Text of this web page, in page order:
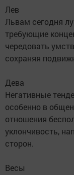
Лев
Львам сегодня
требующие
чередовать
сохраняя
Дева
Негативные
особенно в
отношения
уклончивость,
сторон.
Весы